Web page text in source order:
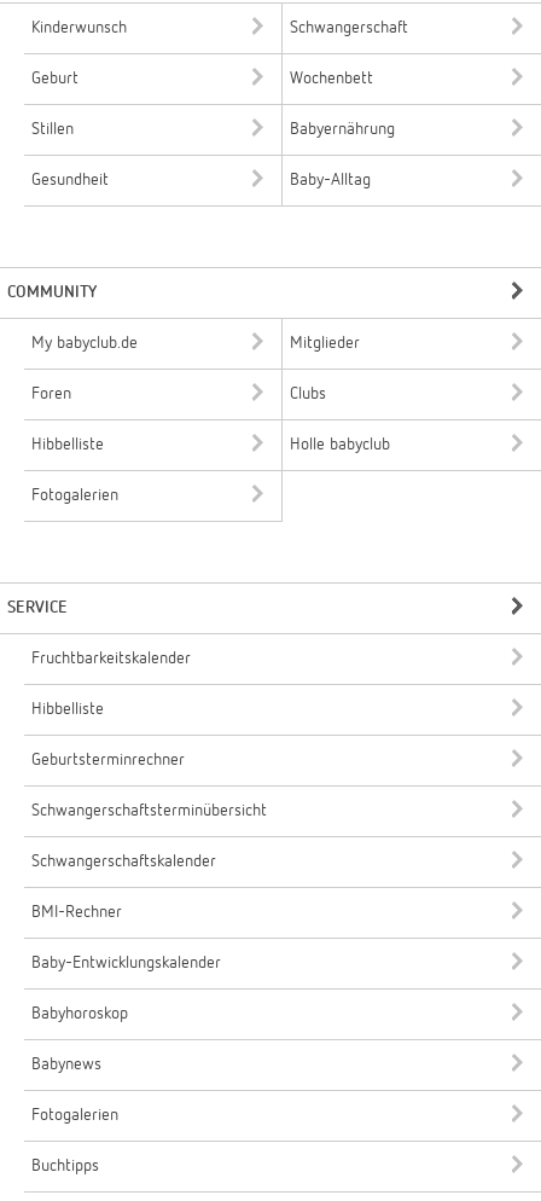
Kinderwunsch Schwangerschaft
Geburt Wochenbett
Stillen Babyernährung
Gesundheit Baby-Alltag
COMMUNITY
My babyclub.de Mitglieder
Foren Clubs
Hibbelliste Holle babyclub
Fotogalerien
SERVICE
Fruchtbarkeitskalender
Hibbelliste
Geburtsterminrechner
Schwangerschaftsterminübersicht
Schwangerschaftskalender
BMI-Rechner
Baby-Entwicklungskalender
Babyhoroskop
Babynews
Fotogalerien
Buchtipps